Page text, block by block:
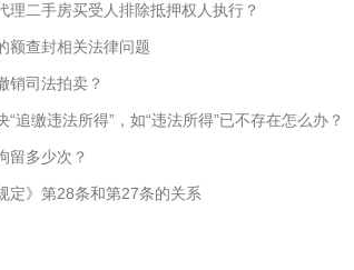
理二手房买受人排除抵押权人执行？
额查封相关法律问题
销司法拍卖？
“追缴违法所得”，如“违法所得”已不存在怎么办？
留多少次？
定》第28条和第27条的关系